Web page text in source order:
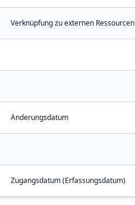
Verknüpfung zu externen Ressourcen
Änderungsdatum
Zugangsdatum (Erfassungsdatum)